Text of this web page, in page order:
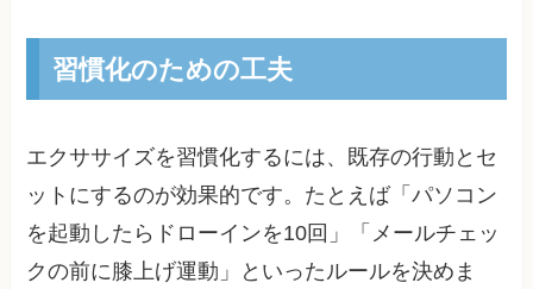
習慣化のための工夫
エクササイズを習慣化するには、既存の行動とセ
ットにするのが効果的です。たとえば「パソコン
を起動したらドローインを10回」「メールチェッ
クの前に膝上げ運動」といったルールを決めま